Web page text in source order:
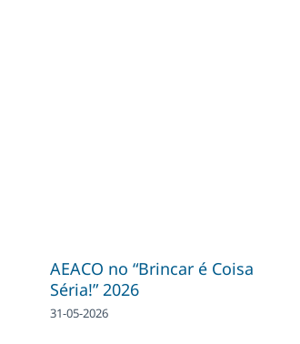
AEACO no “Brincar é Coisa
Séria!” 2026
31-05-2026